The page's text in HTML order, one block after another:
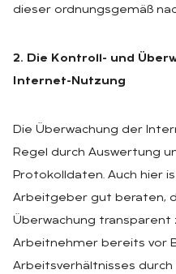
dieser ordnungsgemäß
2. Die Kontroll- und
Internet-Nutzung
Die Überwachung der
Regel durch Auswertung
Protokolldaten. Auch hier
Arbeitgeber gut beraten,
Überwachung
Arbeitnehmer bereits vor
Arbeitsverhältnisses